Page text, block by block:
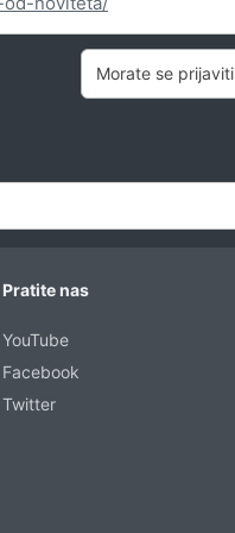
Morate se
Pratite nas
YouTube
Facebook
Twitter